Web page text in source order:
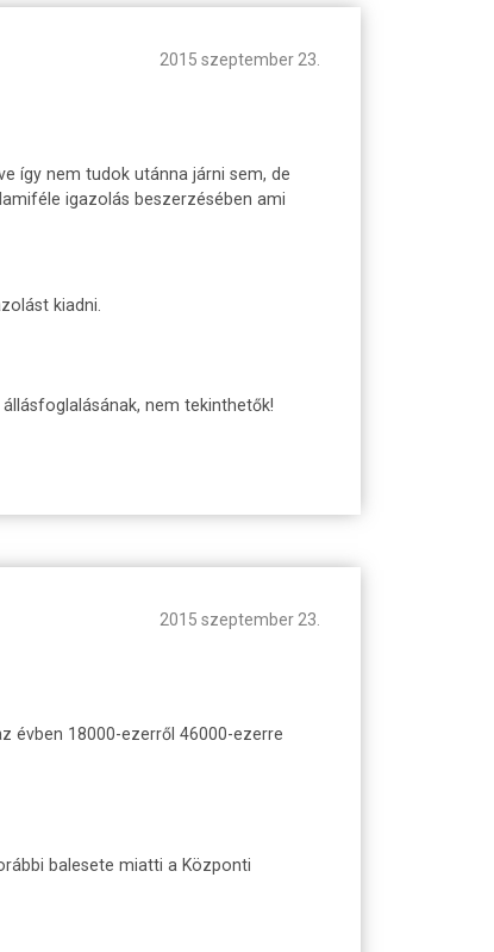
2015 szeptember 23.
így nem tudok utánna járni sem, de
igazolás beszerzésében ami
kiadni.
nem tekinthetők!
2015 szeptember 23.
évben 18000-ezerről 46000-ezerre
balesete miatti a Központi